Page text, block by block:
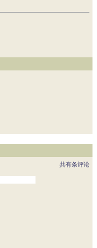
共有条评论